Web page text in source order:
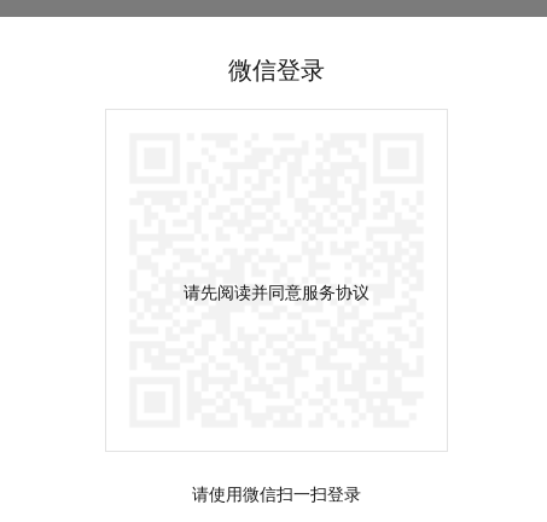
微信登录
请先阅读并同意服务协议
请使用微信扫一扫登录